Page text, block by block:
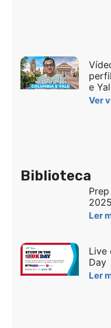
e
Ver
Biblioteca
Ler
Live
Day
Ler